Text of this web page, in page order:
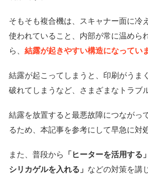
そもそも複合機は、スキャナー面に冷
使われていること、内部が常に温めら
ら、 結露が起きやすい構造になってい
結露が起こってしまうと、印刷がうま
破れてしまうなど、さまざまなトラブ
結露を放置すると最悪故障につながっ
るため、本記事を参考にして早急に対
また、普段から
「ヒーターを活用する
シリカゲルを入れる」 などの対策を講